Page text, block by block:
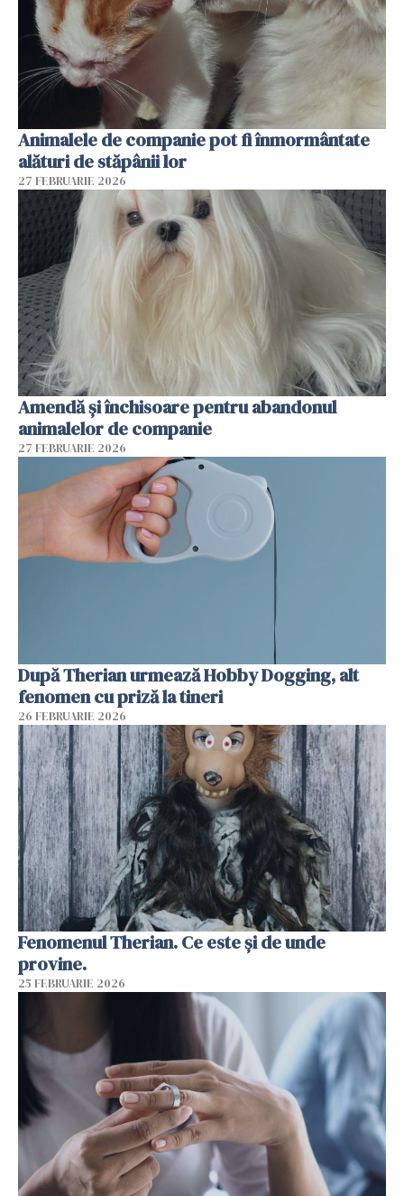
Animalele de companie pot fi înmormântate
alături de stăpânii lor
27 FEBRUARIE 2026
Amendă și închisoare pentru abandonul
animalelor de companie
27 FEBRUARIE 2026
După Therian urmează Hobby Dogging, alt
fenomen cu priză la tineri
26 FEBRUARIE 2026
Fenomenul Therian. Ce este și de unde
provine.
25 FEBRUARIE 2026